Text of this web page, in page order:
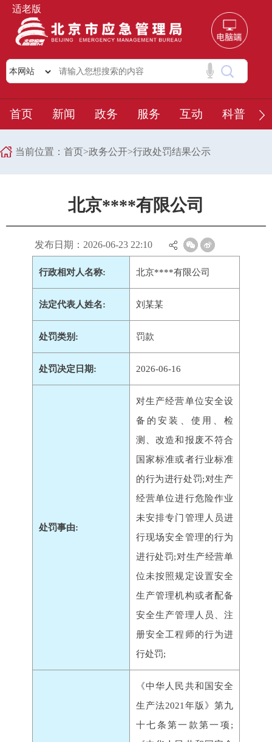
适老版
首页 新闻 政务 服务 互动 科普
当前位置： 首页>政务公开>行政处罚结果公示
北京****有限公司
发布日期：2026-06-23 22:10
行政相对人名称: 北京****有限公司
法定代表人姓名: 刘某某
处罚类别: 罚款
处罚决定日期: 2026-06-16
处罚事由:
对生产经营单位安全设
备的安装、使用、检
测、改造和报废不符合
国家标准或者行业标准
的行为进行处罚;对生产
经营单位进行危险作业
未安排专门管理人员进
行现场安全管理的行为
进行处罚;对生产经营单
位未按照规定设置安全
生产管理机构或者配备
安全生产管理人员、注
册安全工程师的行为进
行处罚;
《中华人民共和国安全
生产法2021年版》第九
十七条第一款第一项;